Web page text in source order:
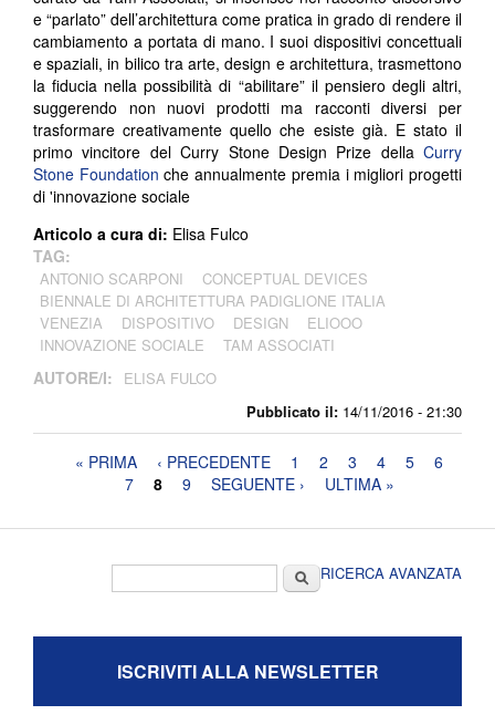
Pubblicato il: 14/11/2016 - 21:30
e “parlato” dell’architettura come pratica in grado di rendere il
cambiamento a portata di mano. I suoi dispositivi concettuali
e spaziali, in bilico tra arte, design e architettura, trasmettono
la fiducia nella possibilità di “abilitare” il pensiero degli altri,
suggerendo non nuovi prodotti ma racconti diversi per
trasformare creativamente quello che esiste già. E stato il
primo vincitore del Curry Stone Design Prize della Curry
Stone Foundation che annualmente premia i migliori progetti
di 'innovazione sociale
Articolo a cura di: Elisa Fulco
TAG:
​ANTONIO SCARPONI
CONCEPTUAL DEVICES
BIENNALE DI ARCHITETTURA PADIGLIONE ITALIA
VENEZIA
DISPOSITIVO DESIGN
ELIOOO
INNOVAZIONE SOCIALE
TAM ASSOCIATI
AUTORE/I: ELISA FULCO
Pagine« PRIMA ‹ PRECEDENTE 1 2 3 4 5
6
7
8 9 SEGUENTE › ULTIMA »
CercaRICERCA AVANZATA
ISCRIVITI ALLA NEWSLETTER